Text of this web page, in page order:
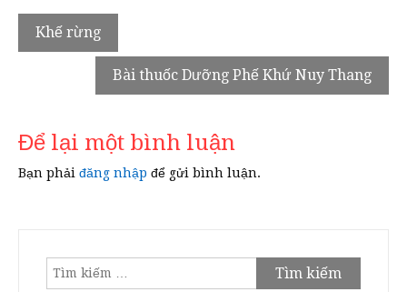
Điều
hướng
Khế rừng
Bài thuốc Dưỡng Phế Khứ Nuy Thang
Để lại một bình luận
Bạn phải đăng nhập để gửi bình luận.
Tìm